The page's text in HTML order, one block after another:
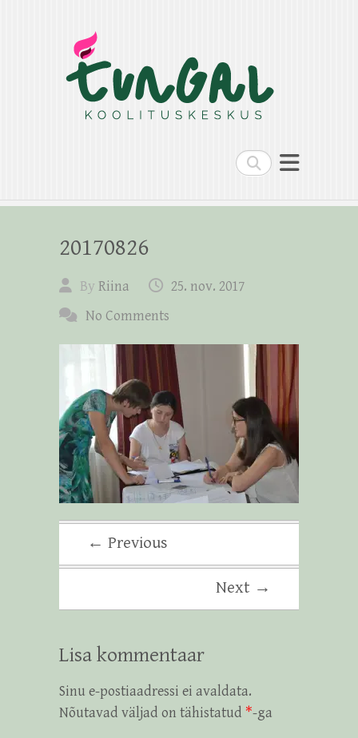
Search
20170826
By Riina
25. nov. 2017
No Comments
← Previous
Next →
Lisa kommentaar
Sinu e-postiaadressi ei avaldata.
Nõutavad väljad on tähistatud *-ga